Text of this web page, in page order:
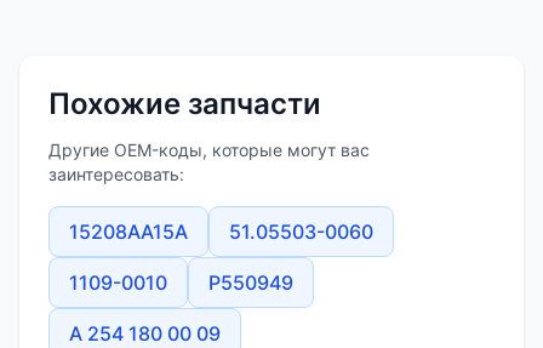
Похожие запчасти
Другие OEM-коды, которые могут вас
заинтересовать:
15208AA15A 51.05503-0060
1109-0010 P550949
A 254 180 00 09